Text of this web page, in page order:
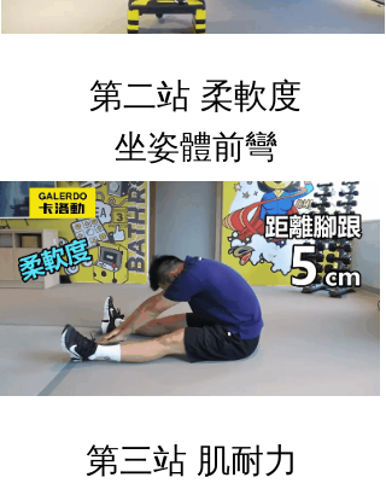
第二站 柔軟度
坐姿體前彎
第三站 肌耐力